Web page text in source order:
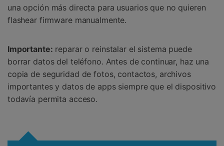
una opción más directa para usuarios que no quieren
flashear firmware manualmente.
Importante: reparar o reinstalar el sistema puede
borrar datos del teléfono. Antes de continuar, haz una
copia de seguridad de fotos, contactos, archivos
importantes y datos de apps siempre que el dispositivo
todavía permita acceso.